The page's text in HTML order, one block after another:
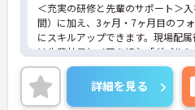
＜充実の研修と先輩のサポート＞
間）に加え、3ヶ月・7ヶ月目のフ
にスキルアップできます。現場配
は先輩社員とペアを組む「ダブル
習得できるので、一人で抱え込む
ん。
＜頑張りが給与に直結！専門性を
詳細を見る